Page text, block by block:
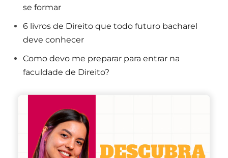
se formar
6 livros de Direito que todo futuro bacharel
deve conhecer
Como devo me preparar para entrar na
faculdade de Direito?